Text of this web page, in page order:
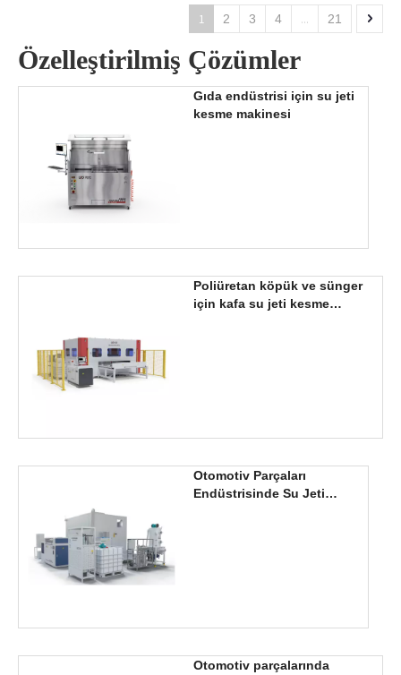
1 2 3 4 ... 21
Özelleştirilmiş Çözümler
Gıda endüstrisi için su jeti
kesme makinesi
Poliüretan köpük ve sünger
için kafa su jeti kesme
Otomotiv Parçaları
Endüstrisinde Su Jeti
Otomotiv parçalarında